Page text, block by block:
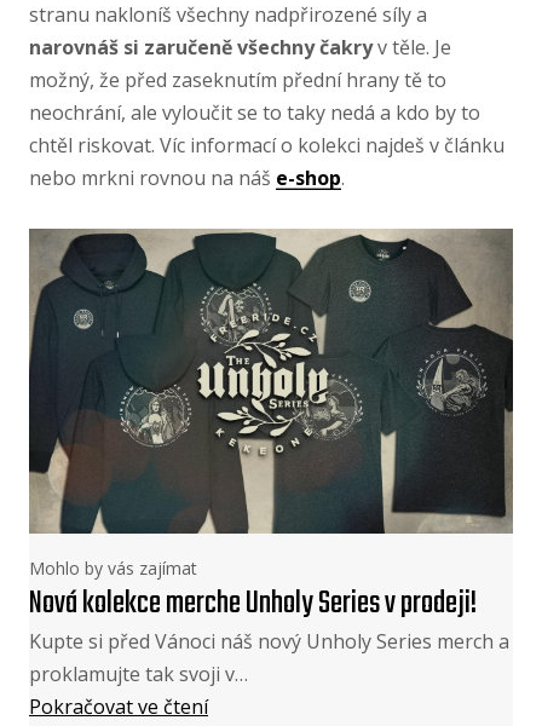
stranu nakloníš všechny nadpřirozené síly a
narovnáš si zaručeně všechny čakryv těle. Je
možný, že před zaseknutím přední hrany tě to
neochrání, ale vyloučit se to taky nedá a kdo by to
chtěl riskovat. Víc informací o kolekci najdeš v článku
nebo mrkni rovnou na náš e-shop.
Mohlo by vás zajímat
Nová kolekce merche Unholy Series v prodeji!
Kupte si před Vánoci náš nový Unholy Series merch a
proklamujte tak svoji v…
Pokračovat ve čtení